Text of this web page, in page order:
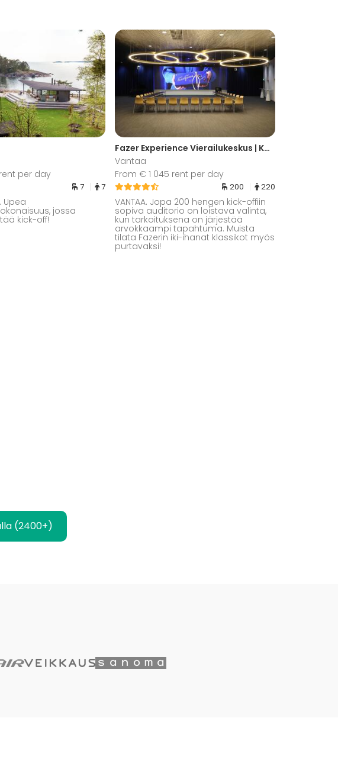
per day
7 7
Upea
jossa
kick-off!
Fazer Experience Vierailukeskus | Karl Fazer -sali
Vantaa
From € 1 045 rent per day
200 220
VANTAA. Jopa 200 hengen kick-offiin
sopiva auditorio on loistava valinta,
kun tarkoituksena on järjestää
arvokkaampi tapahtuma. Muista
tilata Fazerin iki-ihanat klassikot myös
purtavaksi!
(2400+)